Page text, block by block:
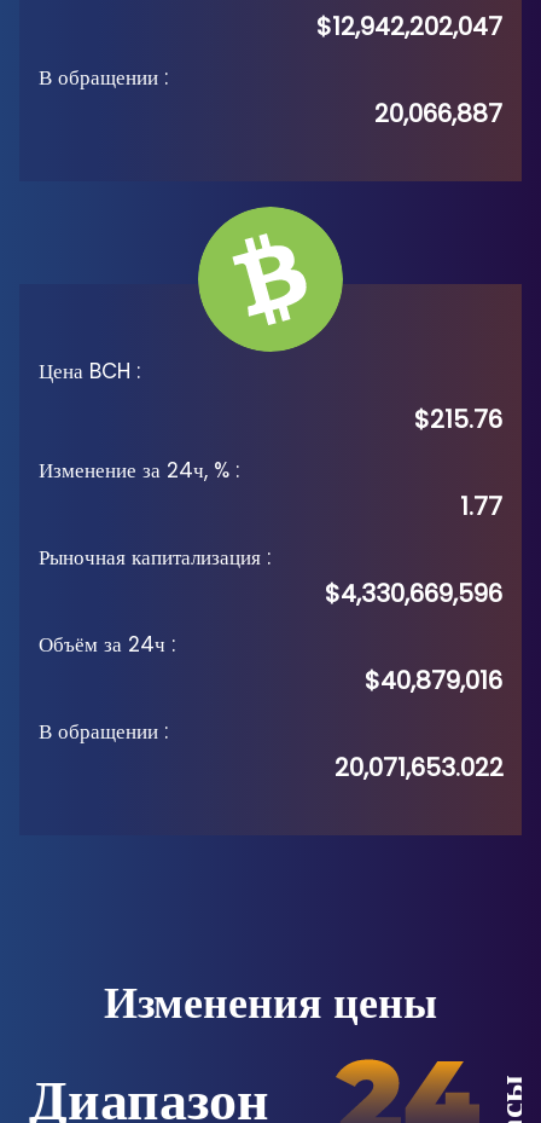
$12,942,202,047
В обращении :
20,066,887
Цена BCH :
$215.76
Изменение за 24ч, % :
1.77
Рыночная капитализация :
$4,330,669,596
Объём за 24ч :
$40,879,016
В обращении :
20,071,653.022
Изменения цены
Диапазон